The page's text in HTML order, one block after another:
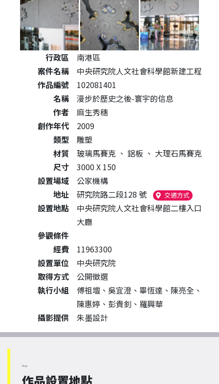
公共藝術作品詳細資料
行政區
南港區
案件名稱
中央研究院人文社會科學館新建工程
作品編號
102081401
名稱
漫步於歷史之後-寰宇的信息
作者
麻生秀穗
創作年代
2009
類型
雕塑
材質
玻璃馬賽克 、 鋁板 、 大理石馬賽克
尺寸
3000 X 150
設置場域
公家機構
地址
研究院路二段128 號 交通方式（另開新
設置地點
中央研究院人文社會科學館二樓入口
大廳
參觀條件
經費
11963300
設置單位
中央研究院
取得方式
公開徵選
執行小組
傅祖壇、吳宜澄、畢恆達、陳亮全、
陳惠婷、彭貴釗、羅興華
攝影提供
朱墨設計
Map
作品設置地點